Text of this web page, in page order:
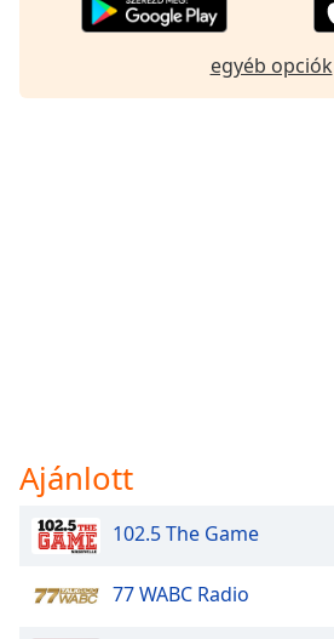
egyéb opciók
Ajánlott
102.5 The Game
77 WABC Radio